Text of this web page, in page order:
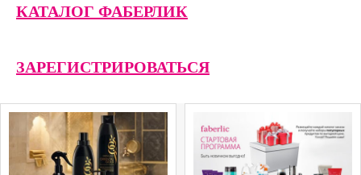
КАТАЛОГ ФАБЕРЛИК
ЗАРЕГИСТРИРОВАТЬСЯ